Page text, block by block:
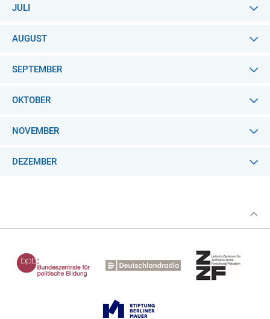
JULI
AUGUST
SEPTEMBER
OKTOBER
NOVEMBER
DEZEMBER